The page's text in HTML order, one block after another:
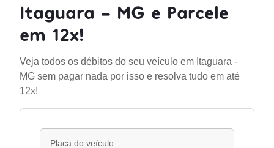
Itaguara - MG e Parcele
em 12x!
Veja todos os débitos do seu veículo em Itaguara -
MG sem pagar nada por isso e resolva tudo em até
12x!